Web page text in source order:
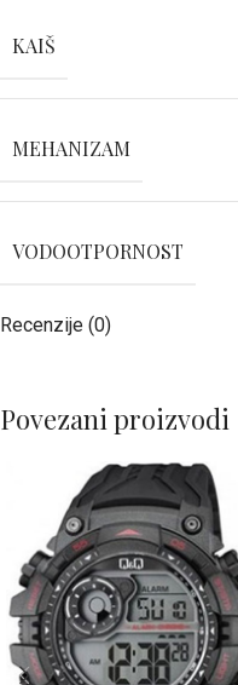
KAIŠ
MEHANIZAM
VODOOTPORNOST
Recenzije (0)
Povezani proizvodi